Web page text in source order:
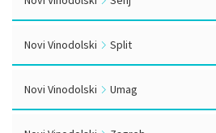
Novi Vinodolski Split
Novi Vinodolski Umag